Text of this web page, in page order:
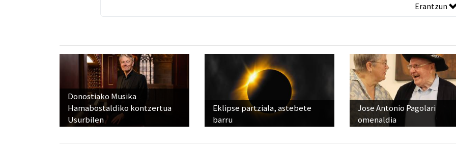
Erantzun
Donostiako Musika
Hamabostaldiko kontzertua
Usurbilen
Eklipse partziala, astebete
barru
Jose Antonio Pagolari
omenaldia